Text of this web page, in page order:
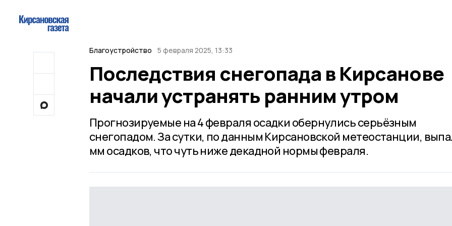
Благоустройство 5 февраля 2025, 13:33
Последствия снегопада в Кирсанове
начали устранять ранним утром
Прогнозируемые на 4 февраля осадки обернулись серьёзным
снегопадом. За сутки, по данным Кирсановской метеостанции,
мм осадков, что чуть ниже декадной нормы февраля.